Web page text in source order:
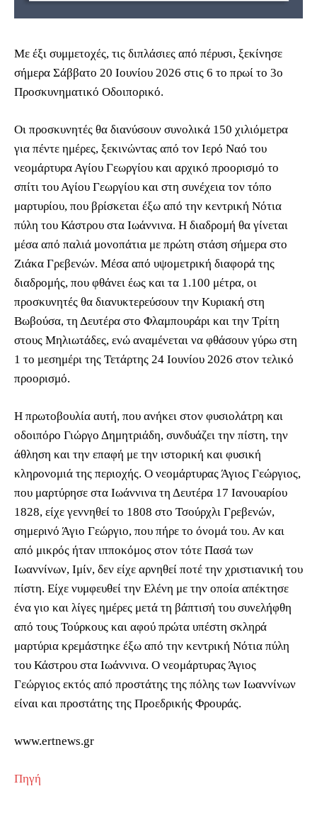
Με έξι συμμετοχές, τις διπλάσιες από πέρυσι, ξεκίνησε
σήμερα Σάββατο 20 Ιουνίου 2026 στις 6 το πρωί το 3ο
Προσκυνηματικό Οδοιπορικό.
Οι προσκυνητές θα διανύσουν συνολικά 150 χιλιόμετρα
για πέντε ημέρες, ξεκινώντας από τον Ιερό Ναό του
νεομάρτυρα Αγίου Γεωργίου και αρχικό προορισμό το
σπίτι του Αγίου Γεωργίου και στη συνέχεια τον τόπο
μαρτυρίου, που βρίσκεται έξω από την κεντρική Νότια
πύλη του Κάστρου στα Ιωάννινα. Η διαδρομή θα γίνεται
μέσα από παλιά μονοπάτια με πρώτη στάση σήμερα στο
Ζιάκα Γρεβενών. Μέσα από υψομετρική διαφορά της
διαδρομής, που φθάνει έως και τα 1.100 μέτρα, οι
προσκυνητές θα διανυκτερεύσουν την Κυριακή στη
Βωβούσα, τη Δευτέρα στο Φλαμπουράρι και την Τρίτη
στους Μηλιωτάδες, ενώ αναμένεται να φθάσουν γύρω στη
1 το μεσημέρι της Τετάρτης 24 Ιουνίου 2026 στον τελικό
προορισμό.
Η πρωτοβουλία αυτή, που ανήκει στον φυσιολάτρη και
οδοιπόρο Γιώργο Δημητριάδη, συνδυάζει την πίστη, την
άθληση και την επαφή με την ιστορική και φυσική
κληρονομιά της περιοχής. Ο νεομάρτυρας Άγιος Γεώργιος,
που μαρτύρησε στα Ιωάννινα τη Δευτέρα 17 Ιανουαρίου
1828, είχε γεννηθεί το 1808 στο Τσούρχλι Γρεβενών,
σημερινό Άγιο Γεώργιο, που πήρε το όνομά του. Αν και
από μικρός ήταν ιπποκόμος στον τότε Πασά των
Ιωαννίνων, Ιμίν, δεν είχε αρνηθεί ποτέ την χριστιανική του
πίστη. Είχε νυμφευθεί την Ελένη με την οποία απέκτησε
ένα γιο και λίγες ημέρες μετά τη βάπτισή του συνελήφθη
από τους Τούρκους και αφού πρώτα υπέστη σκληρά
μαρτύρια κρεμάστηκε έξω από την κεντρική Νότια πύλη
του Κάστρου στα Ιωάννινα. Ο νεομάρτυρας Άγιος
Γεώργιος εκτός από προστάτης της πόλης των Ιωαννίνων
είναι και προστάτης της Προεδρικής Φρουράς.
www.ertnews.gr
Πηγή